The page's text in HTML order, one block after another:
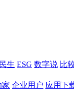
民生 ESG 数字说 比
家 企业用户 应用下